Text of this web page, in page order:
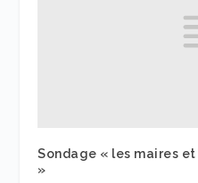
Sondage « les maires
»